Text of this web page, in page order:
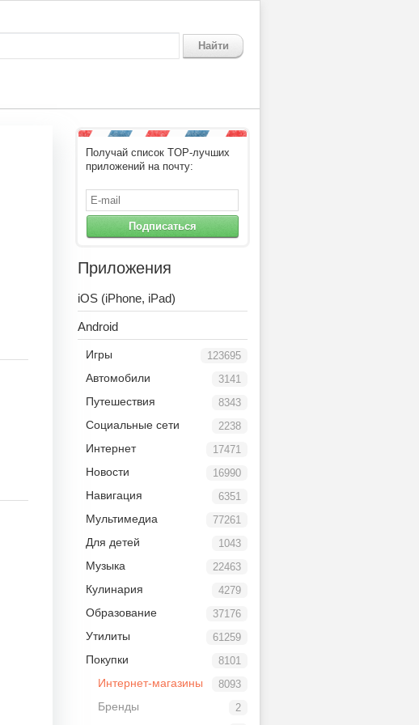
Найти
Получай список TOP-лучших
приложений на почту:
Подписаться
Приложения
iOS (iPhone, iPad)
Android
123695
Игры
3141
Автомобили
8343
Путешествия
2238
Социальные сети
17471
Интернет
16990
Новости
6351
Навигация
77261
Мультимедиа
1043
Для детей
22463
Музыка
4279
Кулинария
37176
Образование
61259
Утилиты
8101
Покупки
8093
Интернет-магазины
2
Бренды